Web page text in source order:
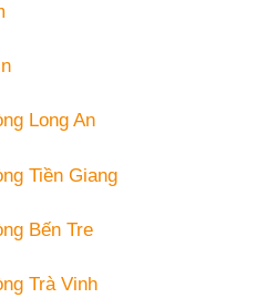
Long An
Tiền Giang
Bến Tre
Trà Vinh